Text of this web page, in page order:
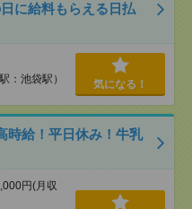
に給料もらえる日払
：池袋駅） 気になる！
時給！平日休み！牛乳
円(月収